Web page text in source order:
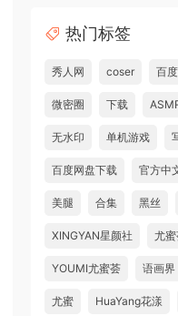
热门标签
秀人网 coser 百
微密圈 下载
无水印 单机游戏
百度网盘下载 官方中
美腿 合集 黑丝
XINGYAN星颜社 尤
YOUMI尤蜜荟 语画界
尤蜜 HuaYang花漾